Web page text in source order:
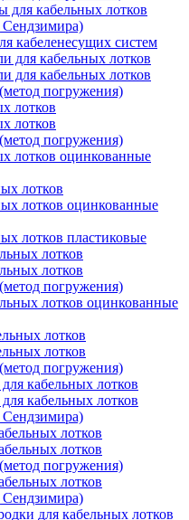
для кабельных лотков
кабеленесущих систем
для кабельных лотков
для кабельных лотков
погружения)
лотков
лотков
погружения)
лотков оцинкованные
лотков
лотков оцинкованные
лотков пластиковые
лотков
лотков
погружения)
лотков оцинкованные
лотков
лотков
погружения)
кабельных лотков
кабельных лотков
лотков
лотков
погружения)
лотков
для кабельных лотков